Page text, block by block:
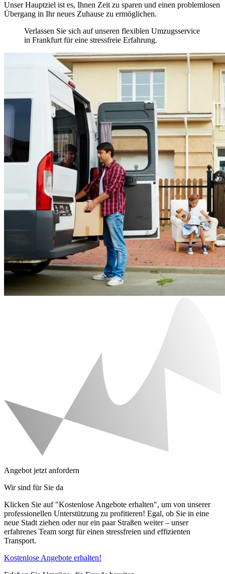
Unser Hauptziel ist es, Ihnen Zeit zu sparen und einen problemlosen
Übergang in Ihr neues Zuhause zu ermöglichen.
Verlassen Sie sich auf unseren flexiblen Umzugsservice
in Frankfurt für eine stressfreie Erfahrung.
Angebot jetzt anfordern
Wir sind für Sie da
Klicken Sie auf "Kostenlose Angebote erhalten", um von unserer
professionellen Unterstützung zu profitieren! Egal, ob Sie in eine
neue Stadt ziehen oder nur ein paar Straßen weiter – unser
erfahrenes Team sorgt für einen stressfreien und effizienten
Transport.
Kostenlose Angebote erhalten!